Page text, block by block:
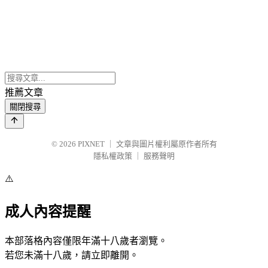
推薦文章
關閉搜尋
© 2026 PIXNET
文章與圖片權利屬原作者所有
隱私權政策
服務聲明
⚠️
成人內容提醒
本部落格內容僅限年滿十八歲者瀏覽。
若您未滿十八歲，請立即離開。